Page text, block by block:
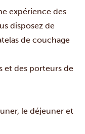
expérience des
disposez de
de couchage
et des porteurs de
le déjeuner et